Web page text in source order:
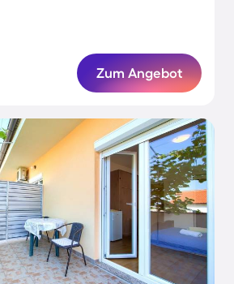
Zum Angebot